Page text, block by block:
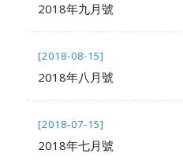
2018年九月號
[2018-08-15]
2018年八月號
[2018-07-15]
2018年七月號